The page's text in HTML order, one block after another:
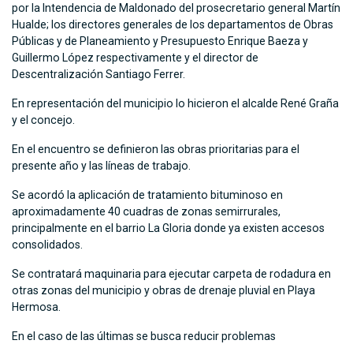
por la Intendencia de Maldonado del prosecretario general Martín
Hualde; los directores generales de los departamentos de Obras
Públicas y de Planeamiento y Presupuesto Enrique Baeza y
Guillermo López respectivamente y el director de
Descentralización Santiago Ferrer.
En representación del municipio lo hicieron el alcalde René Graña
y el concejo.
En el encuentro se definieron las obras prioritarias para el
presente año y las líneas de trabajo.
Se acordó la aplicación de tratamiento bituminoso en
aproximadamente 40 cuadras de zonas semirrurales,
principalmente en el barrio La Gloria donde ya existen accesos
consolidados.
Se contratará maquinaria para ejecutar carpeta de rodadura en
otras zonas del municipio y obras de drenaje pluvial en Playa
Hermosa.
En el caso de las últimas se busca reducir problemas